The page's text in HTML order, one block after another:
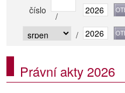
číslo
/
/
Právní akty 2026